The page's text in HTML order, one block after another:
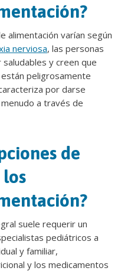
alimentación varían según
nerviosa, las personas
y creen que
peligrosamente
por darse
a través de
de
suele requerir un
pediátricos a
y familiar,
y los medicamentos